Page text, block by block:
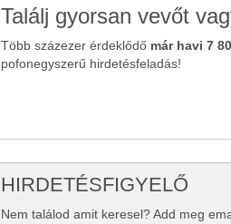
Találj gyorsan vevőt
Több százezer érdeklődő már havi 7
pofonegyszerű hirdetésfeladás!
HIRDETÉSFIGYELŐ
Nem találod amit keresel? Add meg